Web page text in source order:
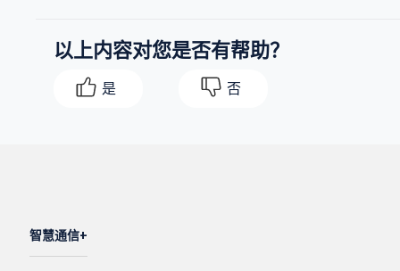
以上内容对您是否有帮助？
是 否
智慧通信